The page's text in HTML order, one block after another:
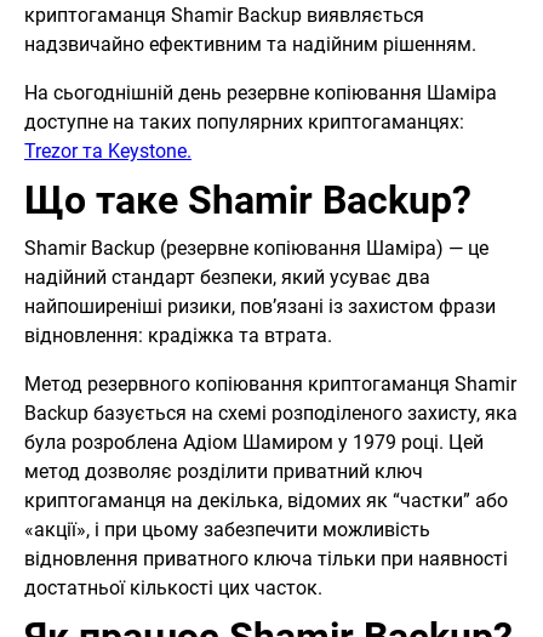
криптогаманця Shamir Backup виявляється
надзвичайно ефективним та надійним рішенням.
На сьогоднішній день резервне копіювання Шаміра
доступне на таких популярних криптогаманцях:
Trezor та Keystone.
Що таке Shamir Backup?
Shamir Backup (резервне копіювання Шаміра) — це
надійний стандарт безпеки, який усуває два
найпоширеніші ризики, пов’язані із захистом фрази
відновлення: крадіжка та втрата.
Метод резервного копіювання криптогаманця Shamir
Backup базується на схемі розподіленого захисту, яка
була розроблена Адіом Шамиром у 1979 році. Цей
метод дозволяє розділити приватний ключ
криптогаманця на декілька, відомих як “частки” або
«акції», і при цьому забезпечити можливість
відновлення приватного ключа тільки при наявності
достатньої кількості цих часток.